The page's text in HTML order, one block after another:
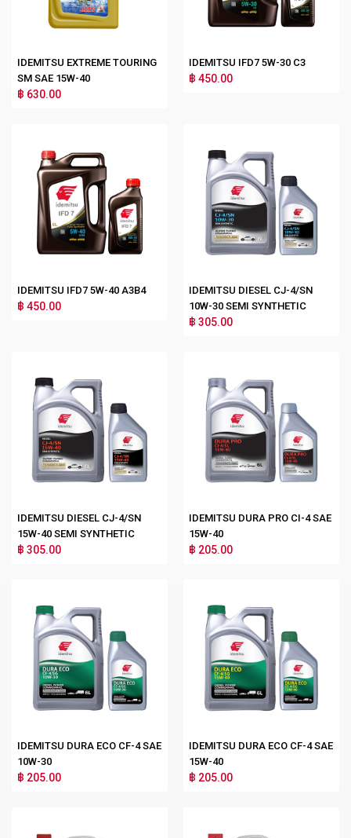
IDEMITSU EXTREME TOURING
SM SAE 15W-40
฿ 630.00
IDEMITSU IFD7 5W-30 C3
฿ 450.00
IDEMITSU IFD7 5W-40 A3B4
฿ 450.00
IDEMITSU DIESEL CJ-4/SN
10W-30 SEMI SYNTHETIC
฿ 305.00
IDEMITSU DIESEL CJ-4/SN
15W-40 SEMI SYNTHETIC
฿ 305.00
IDEMITSU DURA PRO CI-4 SAE
15W-40
฿ 205.00
IDEMITSU DURA ECO CF-4 SAE
10W-30
฿ 205.00
IDEMITSU DURA ECO CF-4 SAE
15W-40
฿ 205.00